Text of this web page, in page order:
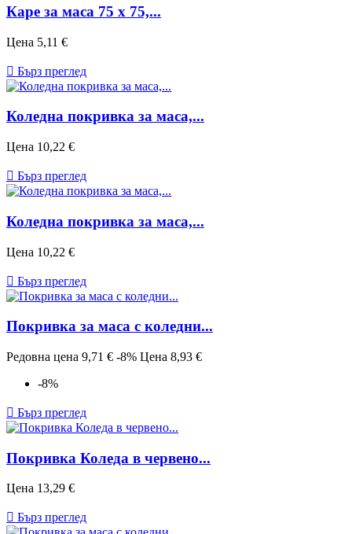
Каре за маса 75 х 75,...
Цена 5,11 €
 Бърз преглед
Коледна покривка за маса,...
Цена 10,22 €
 Бърз преглед
Коледна покривка за маса,...
Цена 10,22 €
 Бърз преглед
Покривка за маса с коледни...
Редовна цена 9,71 € -8% Цена 8,93 €
-8%
 Бърз преглед
Покривка Коледа в червено...
Цена 13,29 €
 Бърз преглед